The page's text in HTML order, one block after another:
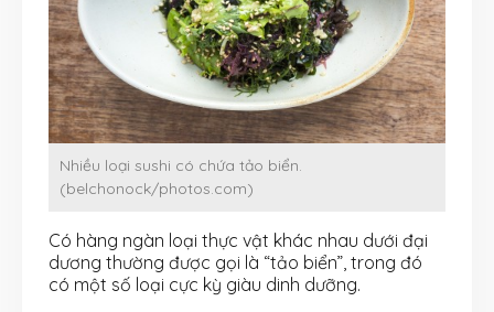
Nhiều loại sushi có chứa tảo biển.
(belchonock/photos.com)
Có hàng ngàn loại thực vật khác nhau dưới đại
dương thường được gọi là “tảo biển”, trong đó
có một số loại cực kỳ giàu dinh dưỡng.